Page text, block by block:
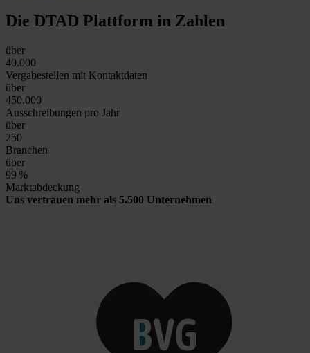
Die DTAD Plattform in Zahlen
über
40.000
Vergabestellen mit Kontaktdaten
über
450.000
Ausschreibungen pro Jahr
über
250
Branchen
über
99 %
Marktabdeckung
Uns vertrauen mehr als 5.500 Unternehmen